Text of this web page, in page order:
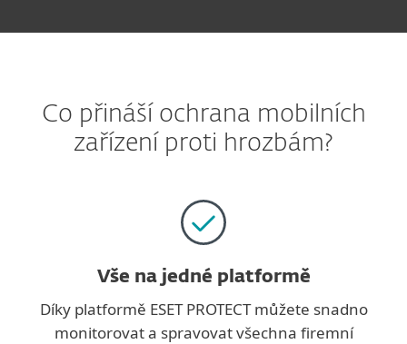
Co přináší ochrana mobilních
zařízení proti hrozbám?
Vše na jedné platformě
Díky platformě ESET PROTECT můžete snadno
monitorovat a spravovat všechna firemní